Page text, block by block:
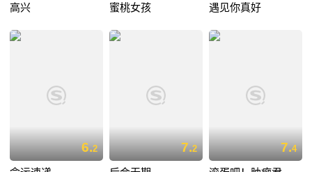
高兴 蜜桃女孩 遇见你真好
6.2 7.2 7.4